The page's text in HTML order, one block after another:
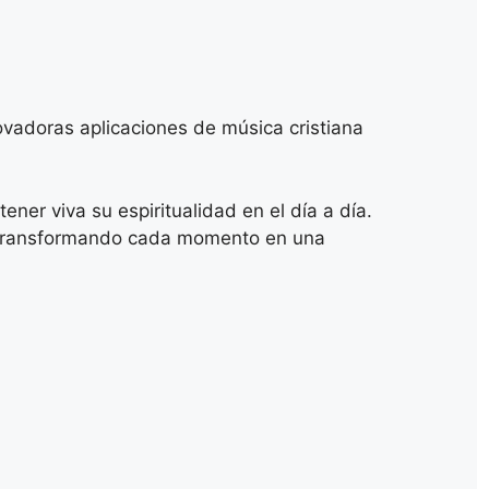
aplicaciones de música cristiana
viva su espiritualidad en el día a día.
cada momento en una